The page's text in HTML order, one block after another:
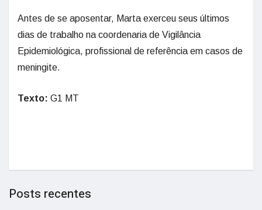
Antes de se aposentar, Marta exerceu seus últimos
dias de trabalho na coordenaria de Vigilância
Epidemiológica, profissional de referência em casos de
meningite.
Texto: G1 MT
Posts recentes